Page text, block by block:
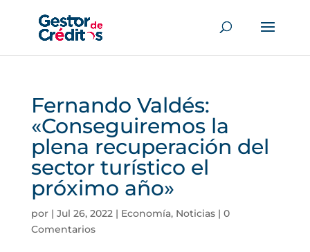
Fernando Valdés:
«Conseguiremos la
plena recuperación del
sector turístico el
próximo año»
por | Jul 26, 2022| Economía, Noticias| 0
Comentarios